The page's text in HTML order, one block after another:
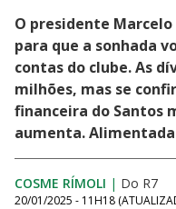
O presidente
para que a sonhada
contas do clube. As
milhões, mas se
financeira do Santos
aumenta.
COSME RÍMOLI | Do R7
20/01/2025 - 11H18